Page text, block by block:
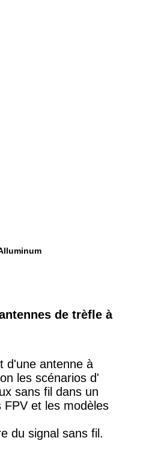
de trèfle à
d'une antenne à
les scénarios d'
sans fil dans un
FPV et les modèles
du signal sans fil.